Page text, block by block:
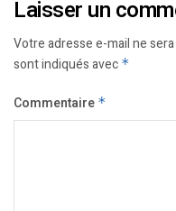
Laisser un
Votre adresse e-mail ne
sont indiqués avec *
Commentaire *